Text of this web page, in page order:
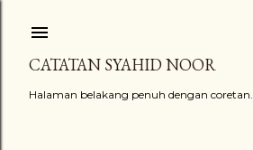
CATATAN SYAHID NOOR
Halaman belakang penuh dengan coretan.